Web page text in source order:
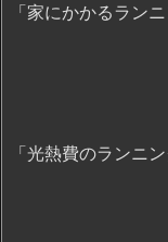
「家にかかるラン
「光熱費のランニ